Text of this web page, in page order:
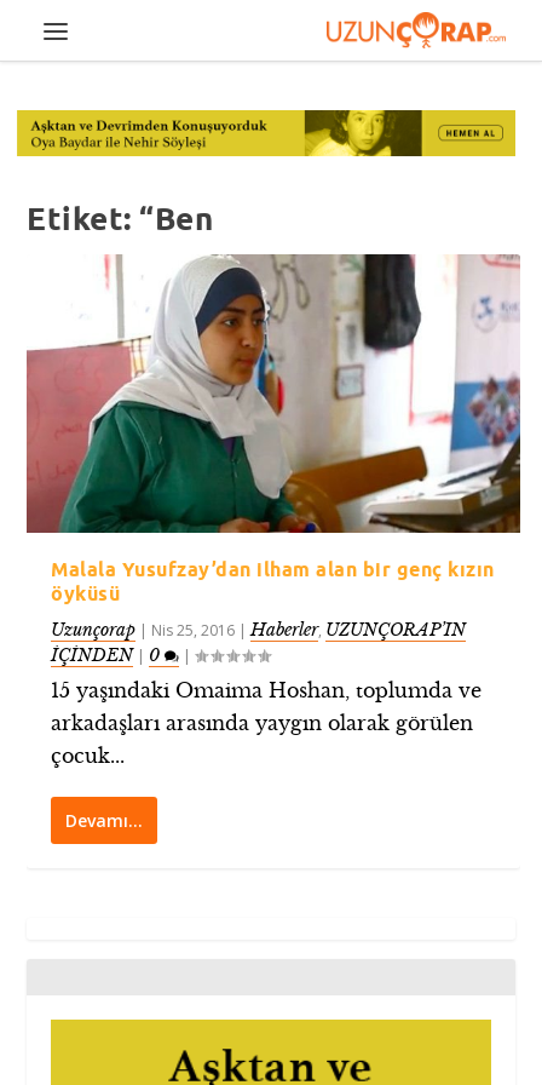
Etiket: “Ben
Malala Yusufzay’dan ilham alan bir genç kızın
öyküsü
Uzunçorap | Nis 25, 2016 |Haberler, UZUNÇORAP’IN
İÇİNDEN| 0 |
15 yaşındaki Omaima Hoshan, toplumda ve
arkadaşları arasında yaygın olarak görülen
çocuk...
Devamı…